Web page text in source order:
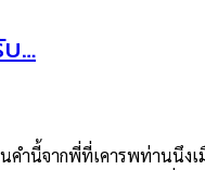
บ…
ำนี้จากพี่ที่เคารพท่านนึง